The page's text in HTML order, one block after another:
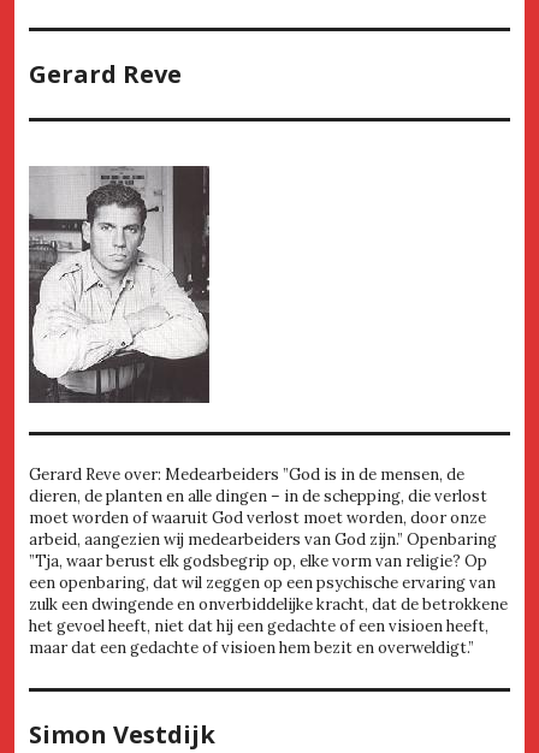
Gerard Reve
Gerard Reve over: Medearbeiders ”God is in de mensen, de
dieren, de planten en alle dingen – in de schepping, die verlost
moet worden of waaruit God verlost moet worden, door onze
arbeid, aangezien wij medearbeiders van God zijn.” Openbaring
”Tja, waar berust elk godsbegrip op, elke vorm van religie? Op
een openbaring, dat wil zeggen op een psychische ervaring van
zulk een dwingende en onverbiddelijke kracht, dat de betrokkene
het gevoel heeft, niet dat hij een gedachte of een visioen heeft,
maar dat een gedachte of visioen hem bezit en overweldigt.”
Simon Vestdijk